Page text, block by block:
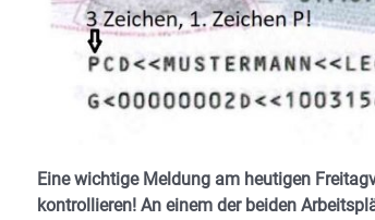
Eine wichtige Meldung am heutigen
kontrollieren! An einem der beiden